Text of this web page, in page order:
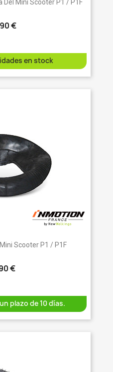
Del Mini Scooter P1 / P1F
€
en stock
Scooter P1 / P1F
€
plazo de 10 días.